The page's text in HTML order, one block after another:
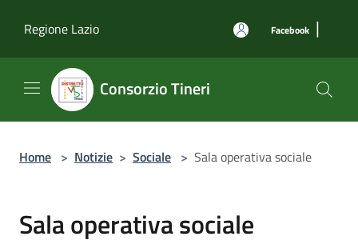
Regione Lazio
Facebook |
Consorzio Tineri
Home > Notizie > Sociale > Sala operativa sociale
Sala operativa sociale